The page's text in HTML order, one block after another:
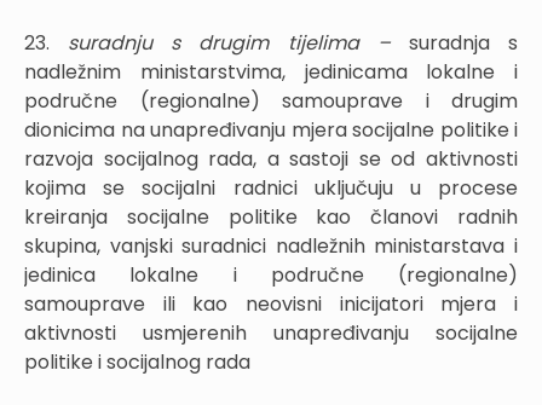
23. suradnju s drugim tijelima – suradnja s
nadležnim ministarstvima, jedinicama lokalne i
područne (regionalne) samouprave i drugim
dionicima na unapređivanju mjera socijalne politike i
razvoja socijalnog rada, a sastoji se od aktivnosti
kojima se socijalni radnici uključuju u procese
kreiranja socijalne politike kao članovi radnih
skupina, vanjski suradnici nadležnih ministarstava i
jedinica lokalne i područne (regionalne)
samouprave ili kao neovisni inicijatori mjera i
aktivnosti usmjerenih unapređivanju socijalne
politike i socijalnog rada